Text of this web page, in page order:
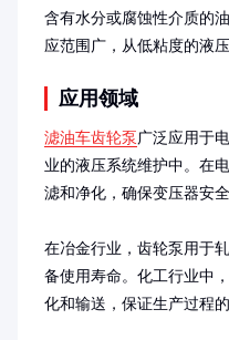
含有水分或腐蚀性介质的
应范围广，从低粘度的液
应用领域
滤油车齿轮泵 广泛应用于
业的液压系统维护中。在
滤和净化，确保变压器安全
在冶金行业，齿轮泵用于
备使用寿命。化工行业中
化和输送，保证生产过程的